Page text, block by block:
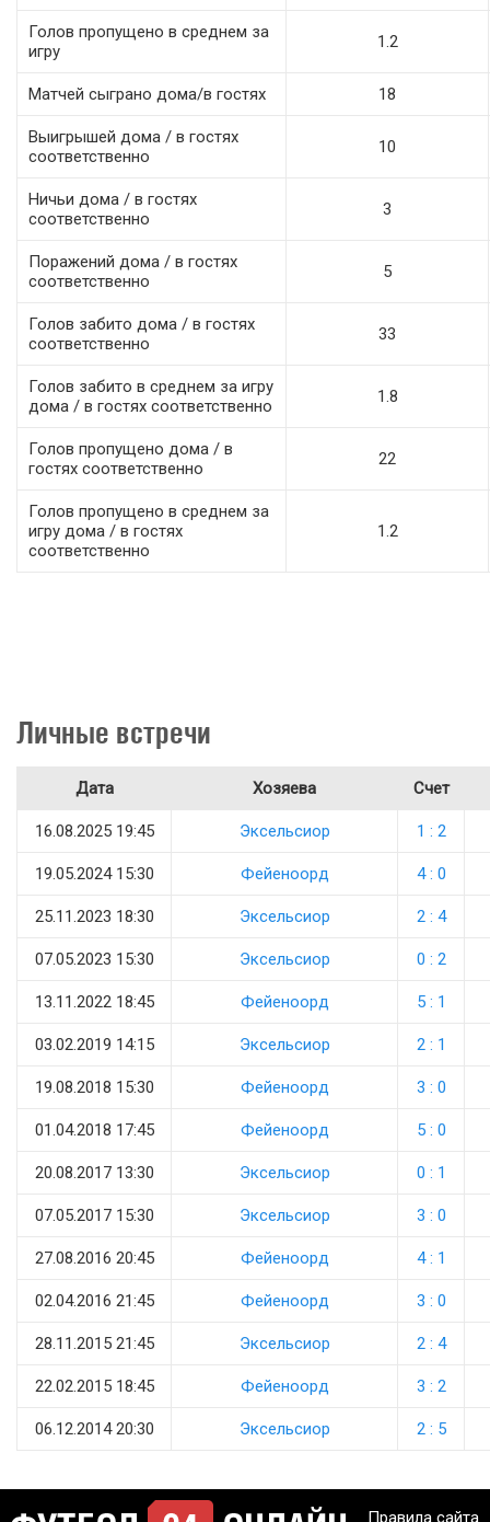
Голов пропущено в среднем за
игру
1.2
Матчей сыграно дома/в гостях 18
Выигрышей дома / в гостях
соответственно
10
Ничьи дома / в гостях
соответственно
3
Поражений дома / в гостях
соответственно
5
Голов забито дома / в гостях
соответственно
33
Голов забито в среднем за игру
дома / в гостях соответственно
1.8
Голов пропущено дома / в
гостях соответственно
22
Голов пропущено в среднем за
игру дома / в гостях
соответственно
1.2
Личные встречи
Дата Хозяева Счет
16.08.2025 19:45 Эксельсиор 1 : 2
19.05.2024 15:30 Фейеноорд 4 : 0
25.11.2023 18:30 Эксельсиор 2 : 4
07.05.2023 15:30 Эксельсиор 0 : 2
13.11.2022 18:45 Фейеноорд 5 : 1
03.02.2019 14:15 Эксельсиор 2 : 1
19.08.2018 15:30 Фейеноорд 3 : 0
01.04.2018 17:45 Фейеноорд 5 : 0
20.08.2017 13:30 Эксельсиор 0 : 1
07.05.2017 15:30 Эксельсиор 3 : 0
27.08.2016 20:45 Фейеноорд 4 : 1
02.04.2016 21:45 Фейеноорд 3 : 0
28.11.2015 21:45 Эксельсиор 2 : 4
22.02.2015 18:45 Фейеноорд 3 : 2
06.12.2014 20:30 Эксельсиор 2 : 5
Правила сайта